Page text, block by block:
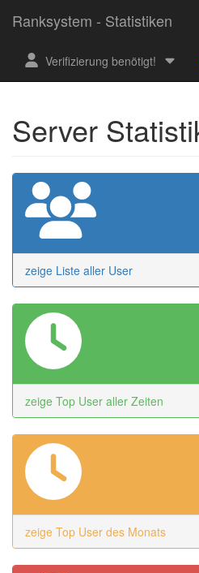
Ranksystem - Statistiken
Verifizierung benötigt!
Server
zeige Liste aller User
zeige Top User aller Zeiten
zeige Top User des Monats